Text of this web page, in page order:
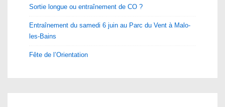
Sortie longue ou entraînement de CO ?
Entraînement du samedi 6 juin au Parc du Vent à Malo-
les-Bains
Fête de l’Orientation